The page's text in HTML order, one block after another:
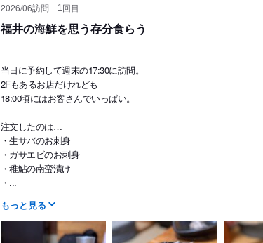
2026/06訪問 1回目
福井の海鮮を思う存分食らう
当日に予約して週末の17:30に訪問。
2Fもあるお店だけれども
18:00頃にはお客さんでいっぱい。
注文したのは…
・生サバのお刺身
・ガサエビのお刺身
・稚鮎の南蛮漬け
・...
もっと見る